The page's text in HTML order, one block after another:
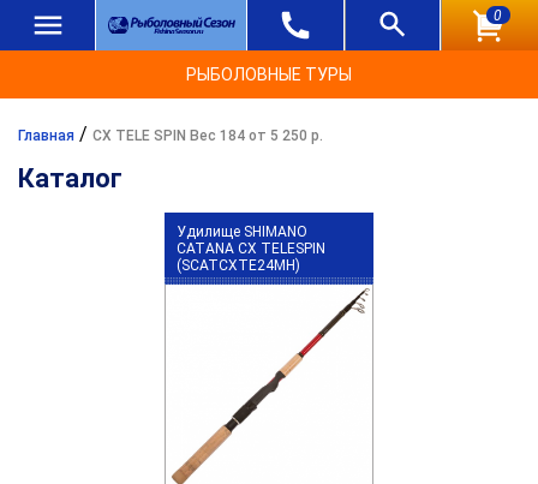
0
РЫБОЛОВНЫЕ ТУРЫ
Главная / CX TELE SPIN Вес 184 от 5 250 р.
Каталог
Удилище SHIMANO
CATANA CX TELESPIN
(SCATCXTE24MH)